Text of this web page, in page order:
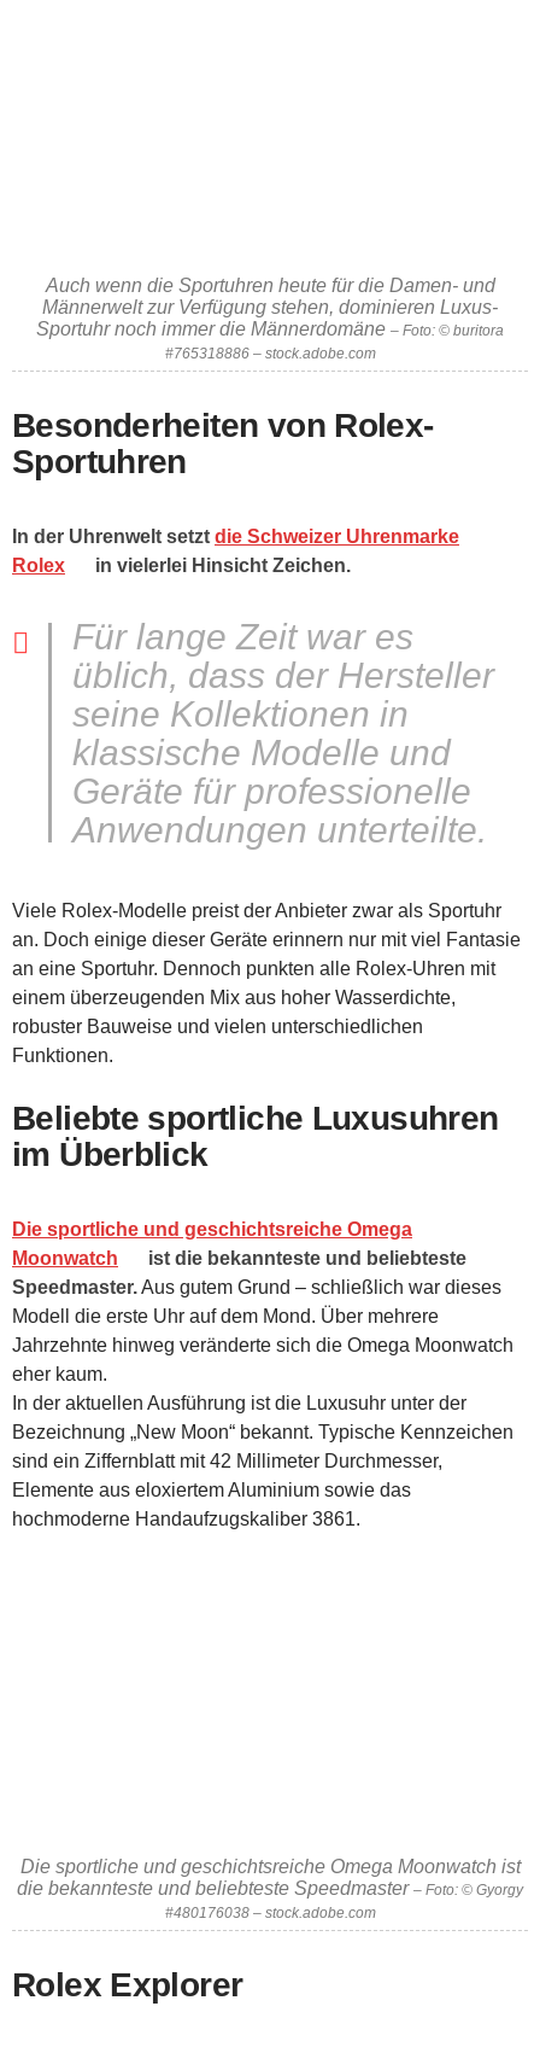
Auch wenn die Sportuhren heute für die Damen- und
Männerwelt zur Verfügung stehen, dominieren Luxus-
Sportuhr noch immer die Männerdomäne – Foto: © buritora
#765318886 – stock.adobe.com
Besonderheiten von Rolex-
Sportuhren
In der Uhrenwelt setzt die Schweizer Uhrenmarke
Rolex
in vielerlei Hinsicht Zeichen.
Für lange Zeit war es
üblich, dass der Hersteller
seine Kollektionen in
klassische Modelle und
Geräte für professionelle
Anwendungen unterteilte.
Viele Rolex-Modelle preist der Anbieter zwar als Sportuhr
an. Doch einige dieser Geräte erinnern nur mit viel Fantasie
an eine Sportuhr. Dennoch punkten alle Rolex-Uhren mit
einem überzeugenden Mix aus hoher Wasserdichte,
robuster Bauweise und vielen unterschiedlichen
Funktionen.
Beliebte sportliche Luxusuhren
im Überblick
Die sportliche und geschichtsreiche Omega
Moonwatch
ist die bekannteste und beliebteste
Speedmaster.Aus gutem Grund – schließlich war dieses
Modell die erste Uhr auf dem Mond. Über mehrere
Jahrzehnte hinweg veränderte sich die Omega Moonwatch
eher kaum.
In der aktuellen Ausführung ist die Luxusuhr unter der
Bezeichnung „New Moon“ bekannt. Typische Kennzeichen
sind ein Ziffernblatt mit 42 Millimeter Durchmesser,
Elemente aus eloxiertem Aluminium sowie das
hochmoderne Handaufzugskaliber 3861.
Die sportliche und geschichtsreiche Omega Moonwatch ist
die bekannteste und beliebteste Speedmaster – Foto: © Gyorgy
#480176038 – stock.adobe.com
Rolex Explorer